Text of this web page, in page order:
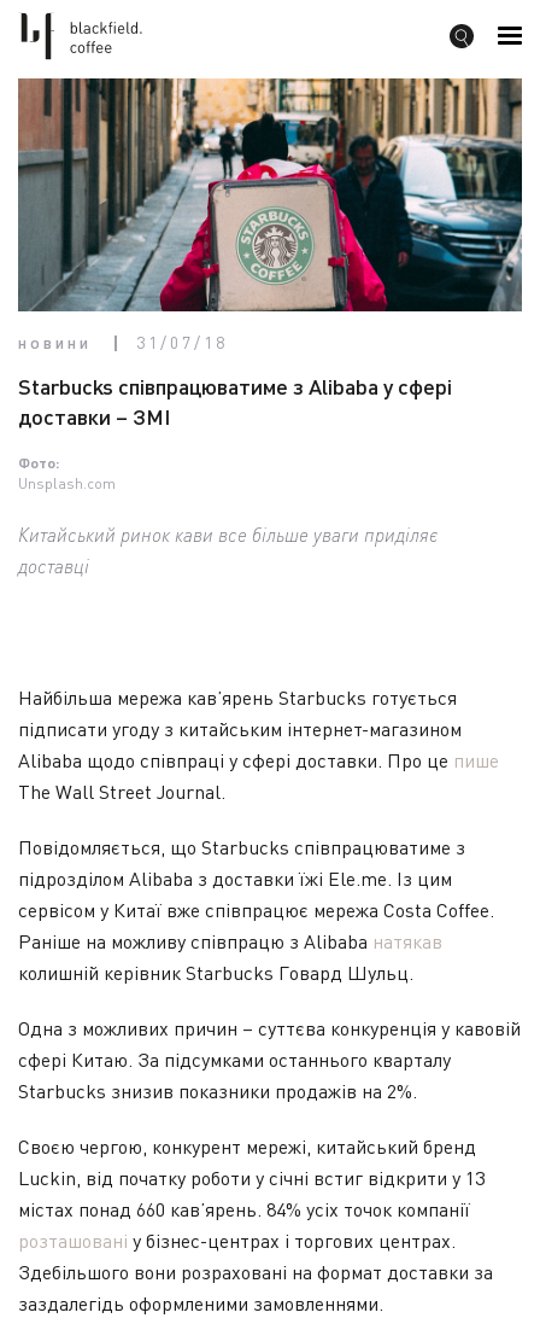
новини 31/07/18
Starbucks співпрацюватиме з Alibaba у сфері
доставки – ЗМІ
Фото:
Unsplash.com
Китайський ринок кави все більше уваги приділяє
доставці
Найбільша мережа кав’ярень Starbucks готується
підписати угоду з китайським інтернет-магазином
Alibaba щодо співпраці у сфері доставки. Про це пише
The Wall Street Journal.
Повідомляється, що Starbucks співпрацюватиме з
підрозділом Alibaba з доставки їжі Ele.me. Із цим
сервісом у Китаї вже співпрацює мережа Costa Coffee.
Раніше на можливу співпрацю з Alibaba натякав
колишній керівник Starbucks Говард Шульц.
Одна з можливих причин – суттєва конкуренція у кавовій
сфері Китаю. За підсумками останнього кварталу
Starbucks знизив показники продажів на 2%.
Своєю чергою, конкурент мережі, китайський бренд
Luckin, від початку роботи у січні встиг відкрити у 13
містах понад 660 кав’ярень. 84% усіх точок компанії
розташовані у бізнес-центрах і торгових центрах.
Здебільшого вони розраховані на формат доставки за
заздалегідь оформленими замовленнями.